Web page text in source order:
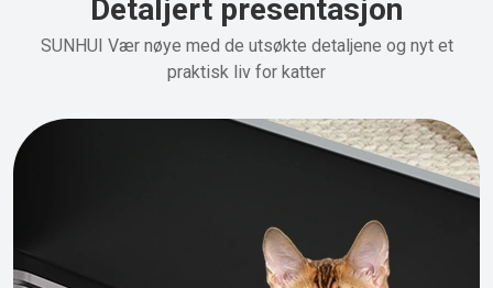
Detaljert presentasjon
SUNHUI Vær nøye med de utsøkte detaljene og nyt et
praktisk liv for katter